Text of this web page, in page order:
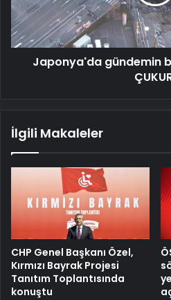
Japonya'da gündemin
İlgili Makaleler
CHP Genel Başkanı Özel,
Kırmızı Bayrak Projesi
Tanıtım Toplantısında
konuştu